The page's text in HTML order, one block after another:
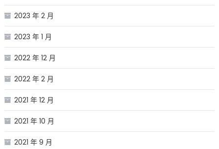
2023 年 2 月
2023 年 1 月
2022 年 12 月
2022 年 2 月
2021 年 12 月
2021 年 10 月
2021 年 9 月